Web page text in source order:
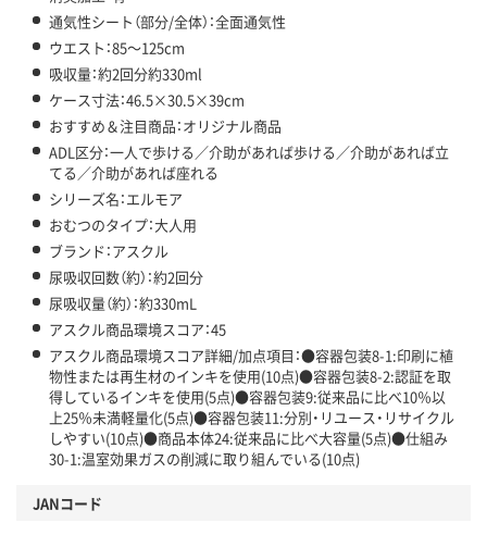
通気性シート（部分/全体）：全面通気性
ウエスト：85～125cm
吸収量：約2回分約330ml
ケース寸法：46.5×30.5×39cm
おすすめ＆注目商品：オリジナル商品
ADL区分：一人で歩ける／介助があれば歩ける／介助があれば立
てる／介助があれば座れる
シリーズ名：エルモア
おむつのタイプ：大人用
ブランド：アスクル
尿吸収回数（約）：約2回分
尿吸収量（約）：約330mL
アスクル商品環境スコア：45
アスクル商品環境スコア詳細/加点項目：●容器包装8-1:印刷に植
物性または再生材のインキを使用(10点)●容器包装8-2:認証を取
得しているインキを使用(5点)●容器包装9:従来品に比べ10％以
上25％未満軽量化(5点)●容器包装11:分別・リユース・リサイクル
しやすい(10点)●商品本体24:従来品に比べ大容量(5点)●仕組み
30-1:温室効果ガスの削減に取り組んでいる(10点)
JANコード